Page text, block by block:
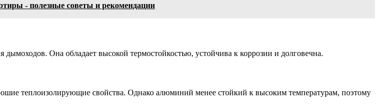
- полезные советы и рекомендации
Она обладает высокой термостойкостью, устойчива к коррозии и долговечна.
теплоизолирующие свойства. Однако алюминий менее стойкий к высоким температурам, поэтому